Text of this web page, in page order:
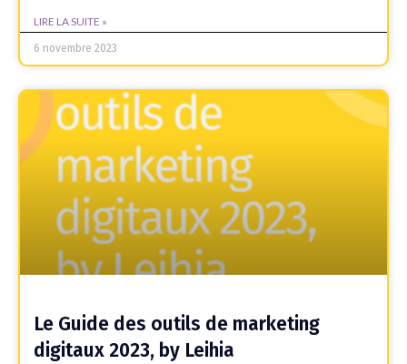
LIRE LA SUITE »
6 novembre 2023
Le Guide des outils de marketing
digitaux 2023, by Leihia